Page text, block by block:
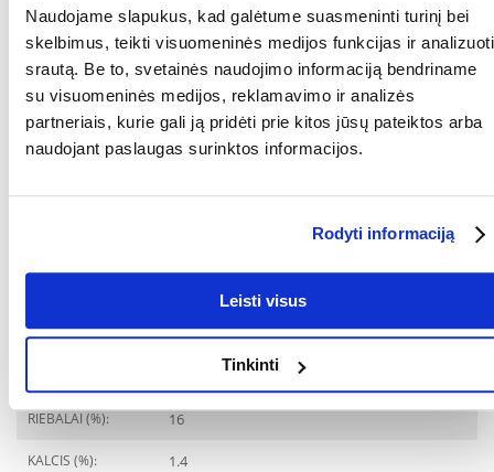
Naudojame slapukus, kad galėtume suasmeninti turinį bei
skelbimus, teikti visuomeninės medijos funkcijas ir analizuoti
srautą. Be to, svetainės naudojimo informaciją bendriname
su visuomeninės medijos, reklamavimo ir analizės
partneriais, kurie gali ją pridėti prie kitos jūsų pateiktos arba
naudojant paslaugas surinktos informacijos.
Rodyti informaciją
Leisti visus
Tinkinti
GAMINTOJAS: JOSERA
Paskirtis
GYVENIMO ETAPAS: Jaunesnysis
BALTYMŲ RŪŠIS: Lašiša
ENERGIJA (KCAL/KG):
RIEBALAI (%): 16
KALCIS (%): 1.4